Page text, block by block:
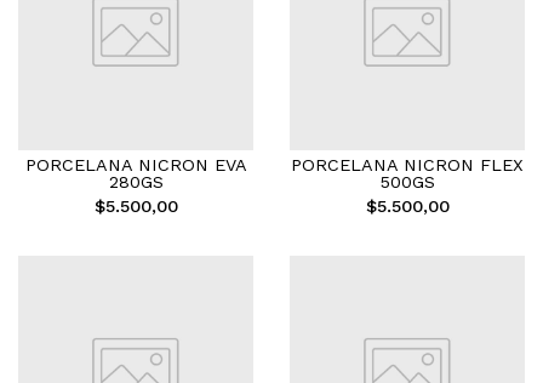
PORCELANA NICRON EVA
280GS
$5.500,00
PORCELANA NICRON FLEX
500GS
$5.500,00